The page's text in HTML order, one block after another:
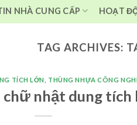
NHÀ CUNG CẤP HOẠT
TAG ARCHIVES:
TÍCH LỚN THÙNG NHỰA CÔNG
chữ nhật dung tích